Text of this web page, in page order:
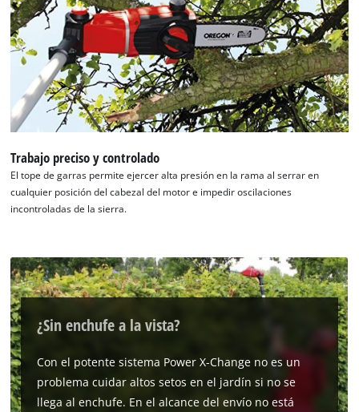
This content is not permitted to load due
to trackers that are not disclosed to the
visitor. The website owner needs to setup
the site with their CMP to add this content
to the list of technologies used.
Powered byUsercentrics Consent
Management Platform
Trabajo preciso y controlado
El tope de garras permite ejercer alta presión en la rama al serrar en
cualquier posición del cabezal del motor e impedir oscilaciones
incontroladas de la sierra.
¿Sin enchufe a la vista?
Con el potente sistema Power X-Change no es un
problema cuidar altos setos en el jardín si no se
llega al enchufe. En el alcance del envío no está